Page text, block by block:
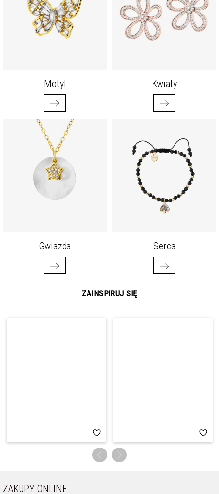
Motyl Kwiaty
Gwiazda Serca
ZAINSPIRUJ SIĘ
ZAKUPY ONLINE